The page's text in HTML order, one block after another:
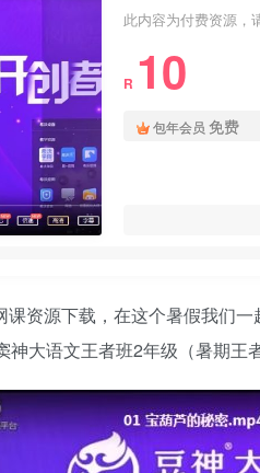
此内容为付费资源，
R 10
包年会员 免费
资源下载，在这个暑假我们
大语文王者班2年级（暑期王